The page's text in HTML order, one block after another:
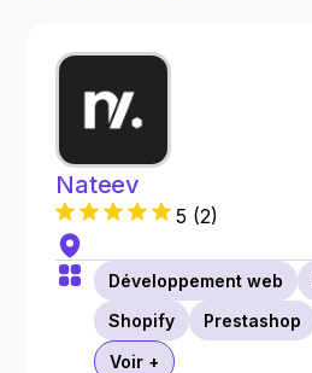
Nateev
5 (2)
Développement web
Shopify
Prestashop
Voir +